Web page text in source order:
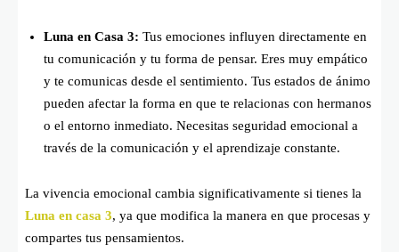
Luna en Casa 3: Tus emociones influyen directamente en
tu comunicación y tu forma de pensar. Eres muy empático
y te comunicas desde el sentimiento. Tus estados de ánimo
pueden afectar la forma en que te relacionas con hermanos
o el entorno inmediato. Necesitas seguridad emocional a
través de la comunicación y el aprendizaje constante.
La vivencia emocional cambia significativamente si tienes la
Luna en casa 3, ya que modifica la manera en que procesas y
compartes tus pensamientos.